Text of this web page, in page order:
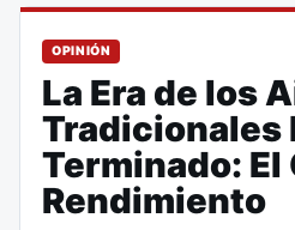
OPINIÓN
La Era de los
Tradicionales
Terminado: El
Rendimiento